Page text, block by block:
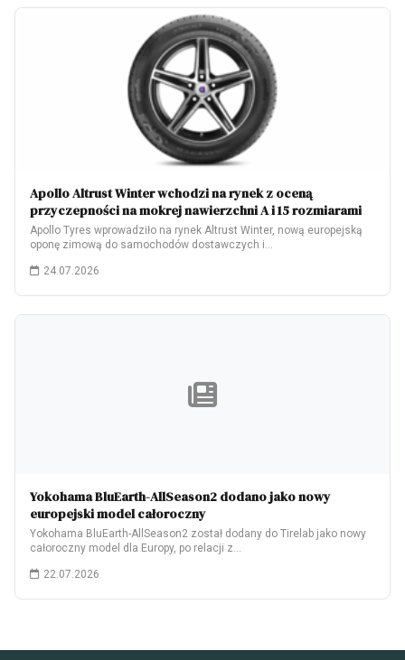
Apollo Altrust Winter wchodzi na rynek z oceną
przyczepności na mokrej nawierzchni A i 15 rozmiarami
Apollo Tyres wprowadziło na rynek Altrust Winter, nową europejską
oponę zimową do samochodów dostawczych i…
24.07.2026
Yokohama BluEarth-AllSeason2 dodano jako nowy
europejski model całoroczny
Yokohama BluEarth-AllSeason2 został dodany do Tirelab jako nowy
całoroczny model dla Europy, po relacji z…
22.07.2026